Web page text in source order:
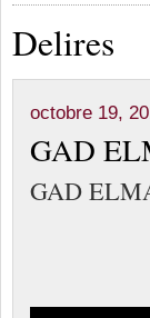
Delires
octobre 19,
GAD
GAD